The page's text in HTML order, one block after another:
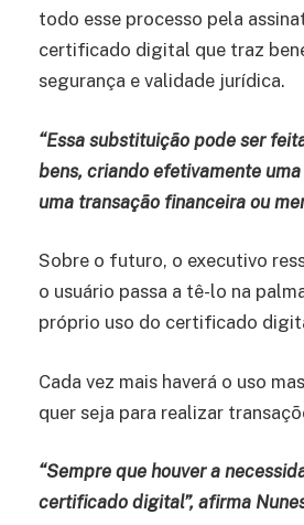
todo esse processo pela
certificado digital que traz
segurança e validade jurídica.
“Essa substituição pode ser
bens, criando efetivamente
uma transação financeira ou
Sobre o futuro, o executivo
o usuário passa a tê-lo na
próprio uso do certificado
Cada vez mais haverá o uso
quer seja para realizar
“Sempre que houver a
certificado digital”, afirma